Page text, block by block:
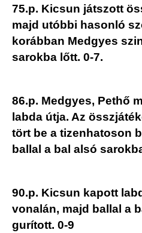
75.p. Kicsun játszott
majd utóbbi hasonló
korábban Medgyes
sarokba lőtt. 0-7.
86.p. Medgyes, Pethő
labda útja. Az
tört be a tizenhatoson
ballal a bal alsó
90.p. Kicsun kapott
vonalán, majd ballal a
gurított. 0-9